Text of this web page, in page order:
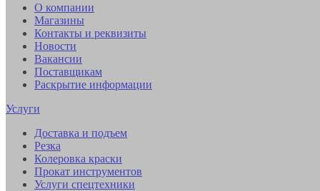
О компании
Магазины
Контакты и реквизиты
Новости
Вакансии
Поставщикам
Раскрытие информации
Услуги
Доставка и подъем
Резка
Колеровка краски
Прокат инструментов
Услуги спецтехники